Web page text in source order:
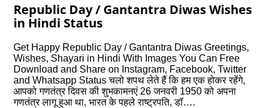
Republic Day / Gantantra Diwas Wishes
in Hindi Status
Get Happy Republic Day / Gantantra Diwas Greetings,
Wishes, Shayari in Hindi With Images You Can Free
Download and Share on Instagram, Facebook, Twitter
and Whatsapp Status चलो शपथ लेते हैं कि हम एक होकर रहेंगे,
आपको गणतंत्र दिवस की शुभकामनएं 26 जनवरी 1950 को अपना
गणतंत्र लागू हुआ था, भारत के पहले राष्ट्रपति, डॉ….